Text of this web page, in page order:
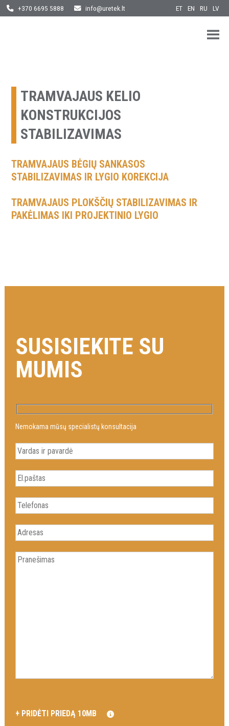
content
+370 6695 5888 info@uretek.lt ET EN RU LV
TRAMVAJAUS KELIO
KONSTRUKCIJOS
STABILIZAVIMAS
TRAMVAJAUS BĖGIŲ SANKASOS
STABILIZAVIMAS IR LYGIO KOREKCIJA
TRAMVAJAUS PLOKŠČIŲ STABILIZAVIMAS IR
PAKĖLIMAS IKI PROJEKTINIO LYGIO
SUSISIEKITE SU
MUMIS
Nemokama mūsų specialistų konsultacija